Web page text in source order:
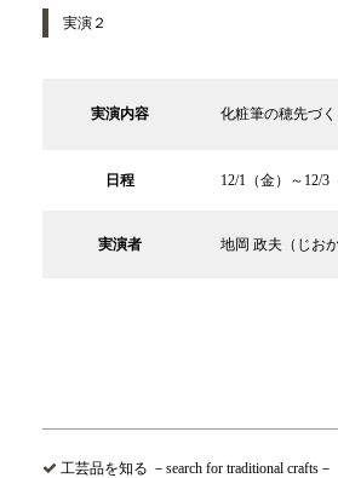
実演２
実演内容 化粧筆の穂先づく
日程 12/1（金）～12/3
実演者 地岡 政夫（じお
工芸品を知る －search for traditional crafts－